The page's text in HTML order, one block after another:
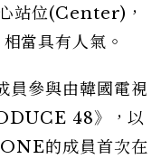
站位(Center)，
當具有人氣。
員參與由韓國電視
48》，以
的成員首次在